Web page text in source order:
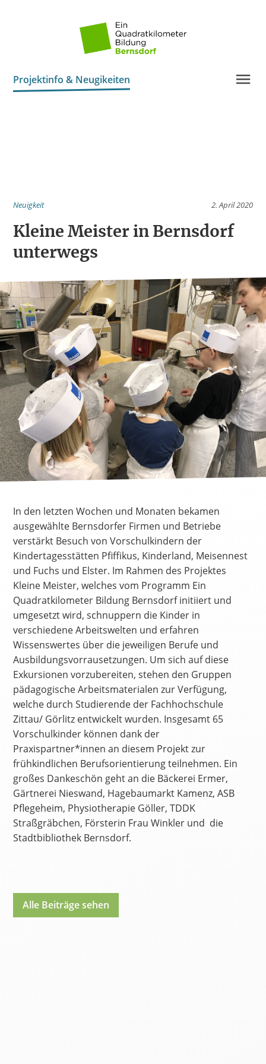
Projektinfo & Neugikeiten
Neuigkeit 2. April 2020
Kleine Meister in Bernsdorf
unterwegs
In den letzten Wochen und Monaten bekamen
ausgewählte Bernsdorfer Firmen und Betriebe
verstärkt Besuch von Vorschulkindern der
Kindertagesstätten Pfiffikus, Kinderland, Meisennest
und Fuchs und Elster. Im Rahmen des Projektes
Kleine Meister, welches vom Programm Ein
Quadratkilometer Bildung Bernsdorf initiiert und
umgesetzt wird, schnuppern die Kinder in
verschiedene Arbeitswelten und erfahren
Wissenswertes über die jeweiligen Berufe und
Ausbildungsvorrausetzungen. Um sich auf diese
Exkursionen vorzubereiten, stehen den Gruppen
pädagogische Arbeitsmaterialen zur Verfügung,
welche durch Studierende der Fachhochschule
Zittau/ Görlitz entwickelt wurden. Insgesamt 65
Vorschulkinder können dank der
Praxispartner*innen an diesem Projekt zur
frühkindlichen Berufsorientierung teilnehmen. Ein
großes Dankeschön geht an die Bäckerei Ermer,
Gärtnerei Nieswand, Hagebaumarkt Kamenz, ASB
Pflegeheim, Physiotherapie Göller, TDDK
Straßgräbchen, Försterin Frau Winkler und die
Stadtbibliothek Bernsdorf.
Alle Beiträge sehen